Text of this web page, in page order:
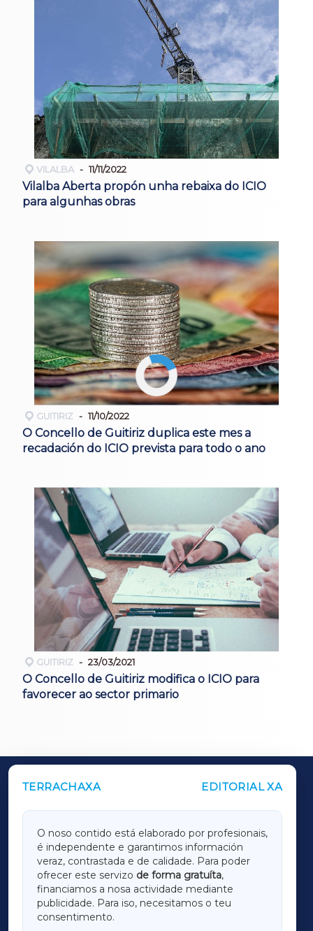
VILALBA 11/11/2022
Vilalba Aberta propón unha rebaixa do ICIO
para algunhas obras
GUITIRIZ 11/10/2022
O Concello de Guitiriz duplica este mes a
recadación do ICIO prevista para todo o ano
GUITIRIZ 23/03/2021
O Concello de Guitiriz modifica o ICIO para
favorecer ao sector primario
TERRACHAXA EDITORIAL XA
O noso contido está elaborado por profesionais,
é independente e garantimos información
veraz, contrastada e de calidade. Para poder
ofrecer este servizo de forma gratuíta,
financiamos a nosa actividade mediante
publicidade. Para iso, necesitamos o teu
consentimento.
OUTROS PERIÓDICOS
LUGOXA
TERRACHAXA